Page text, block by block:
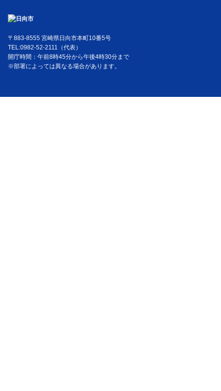
〒883-8555 宮崎県日向市本町10番5号
TEL:0982-52-2111（代表）
開庁時間：午前8時45分から午後4時30分まで
※部署によっては異なる場合があります。